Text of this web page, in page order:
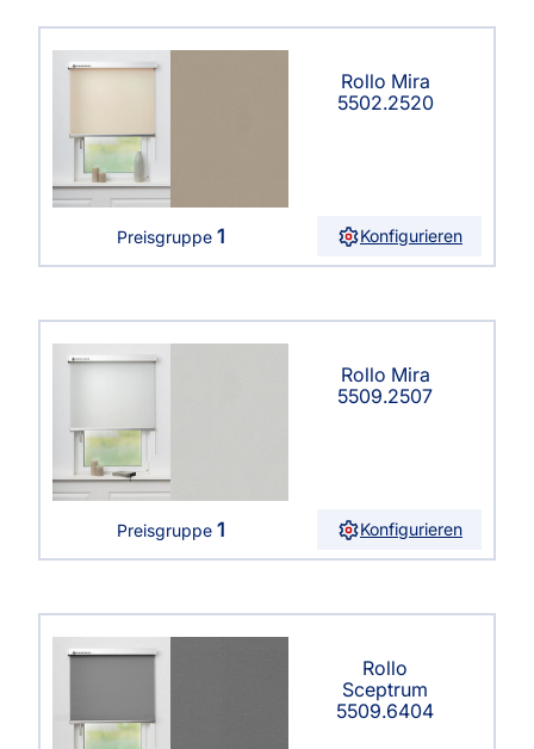
Rollo Mira
5502.2520
Preisgruppe 1 Konfigurieren
Rollo Mira
5509.2507
Preisgruppe 1 Konfigurieren
Rollo
Sceptrum
5509.6404